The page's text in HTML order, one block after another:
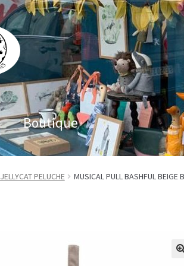
Boutique
JELLYCAT PELUCHE MUSICAL PULL BASHFUL BEIGE